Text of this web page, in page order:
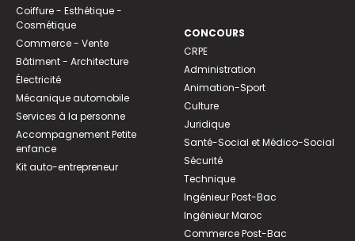
Coiffure - Esthétique -
Cosmétique
Commerce - Vente
Bâtiment - Architecture
Électricité
Mécanique automobile
Services à la personne
Accompagnement Petite
enfance
Kit auto-entrepreneur
CONCOURS
CRPE
Administration
Animation-Sport
Culture
Juridique
Santé-Social et Médico-Social
Sécurité
Technique
Ingénieur Post-Bac
Ingénieur Maroc
Commerce Post-Bac